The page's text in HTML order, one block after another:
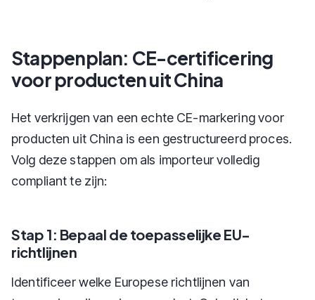
Stappenplan: CE-certificering
voor producten uit China
Het verkrijgen van een echte CE-markering voor
producten uit China is een gestructureerd proces.
Volg deze stappen om als importeur volledig
compliant te zijn:
Stap 1: Bepaal de toepasselijke EU-
richtlijnen
Identificeer welke Europese richtlijnen van